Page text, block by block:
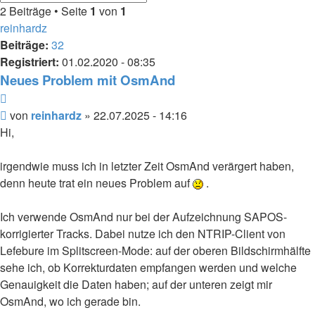
2 Beiträge • Seite 1 von 1
reinhardz
Beiträge: 32
Registriert: 01.02.2020 - 08:35
Neues Problem mit OsmAnd
Beitrag
von reinhardz » 22.07.2025 - 14:16
Hi,
irgendwie muss ich in letzter Zeit OsmAnd verärgert haben,
denn heute trat ein neues Problem auf
.
Ich verwende OsmAnd nur bei der Aufzeichnung SAPOS-
korrigierter Tracks. Dabei nutze ich den NTRIP-Client von
Lefebure im Splitscreen-Mode: auf der oberen Bildschirmhälfte
sehe ich, ob Korrekturdaten empfangen werden und welche
Genauigkeit die Daten haben; auf der unteren zeigt mir
OsmAnd, wo ich gerade bin.